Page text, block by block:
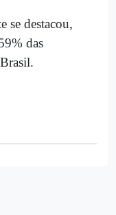
se destacou,
das